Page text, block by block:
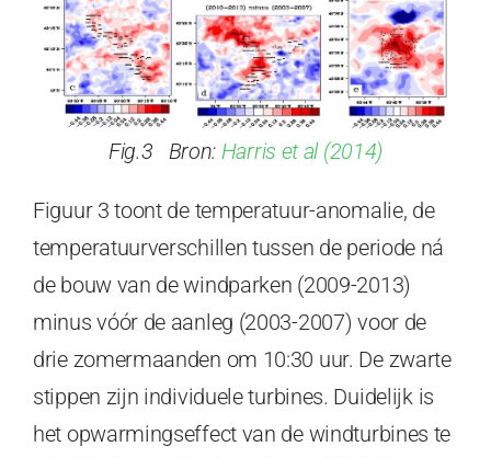
Fig.3 Bron: Harris et al (2014)
Figuur 3 toont de temperatuur-anomalie, de
temperatuurverschillen tussen de periode ná
de bouw van de windparken (2009-2013)
minus vóór de aanleg (2003-2007) voor de
drie zomermaanden om 10:30 uur. De zwarte
stippen zijn individuele turbines. Duidelijk is
het opwarmingseffect van de windturbines te